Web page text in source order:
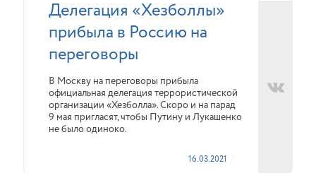
Делегация «Хезболлы»
прибыла в Россию на
переговоры
В Москву на переговоры прибыла
официальная делегация террористической
организации «Хезболла». Скоро и на парад
9 мая пригласят, чтобы Путину и Лукашенко
не было одиноко.
16.03.2021